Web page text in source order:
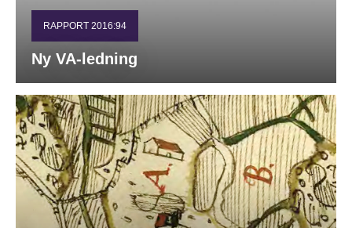
RAPPORT 2016:94
Ny VA-ledning